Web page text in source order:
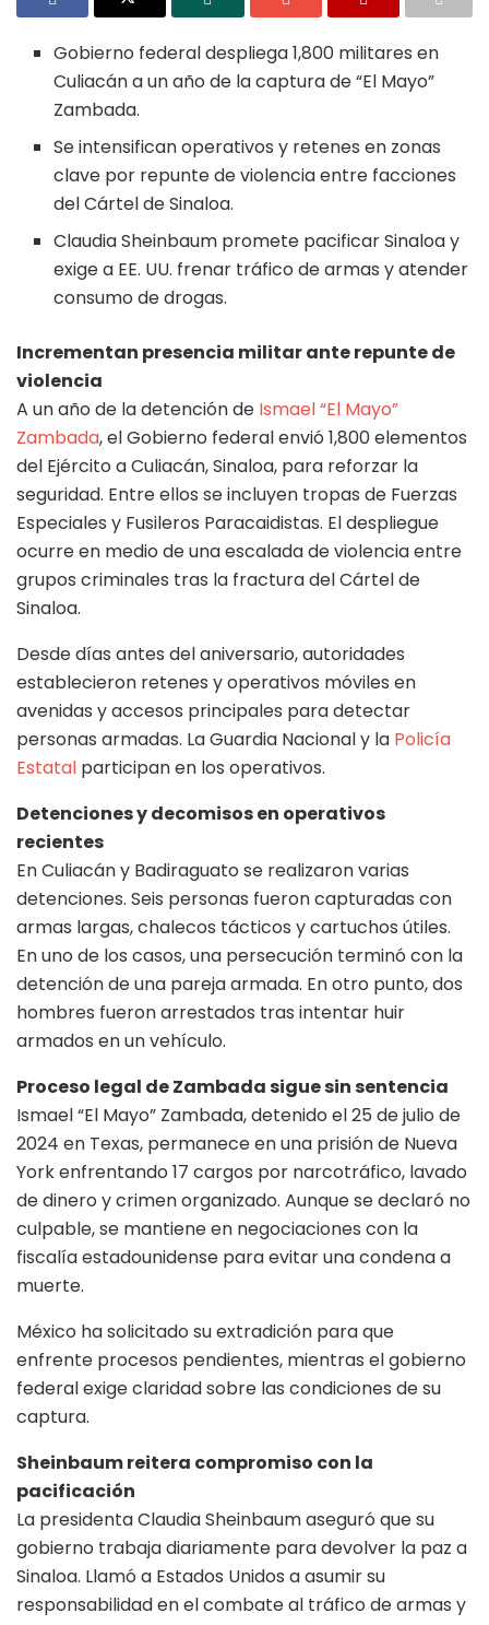
Gobierno federal despliega 1,800 militares en
Culiacán a un año de la captura de “El Mayo”
Zambada.
Se intensifican operativos y retenes en zonas
clave por repunte de violencia entre facciones
del Cártel de Sinaloa.
Claudia Sheinbaum promete pacificar Sinaloa y
exige a EE. UU. frenar tráfico de armas y atender
consumo de drogas.
Incrementan presencia militar ante repunte de
violencia
A un año de la detención de Ismael “El Mayo”
Zambada, el Gobierno federal envió 1,800 elementos
del Ejército a Culiacán, Sinaloa, para reforzar la
seguridad. Entre ellos se incluyen tropas de Fuerzas
Especiales y Fusileros Paracaidistas. El despliegue
ocurre en medio de una escalada de violencia entre
grupos criminales tras la fractura del Cártel de
Sinaloa.
Desde días antes del aniversario, autoridades
establecieron retenes y operativos móviles en
avenidas y accesos principales para detectar
personas armadas. La Guardia Nacional y la Policía
Estatal participan en los operativos.
Detenciones y decomisos en operativos
recientes
En Culiacán y Badiraguato se realizaron varias
detenciones. Seis personas fueron capturadas con
armas largas, chalecos tácticos y cartuchos útiles.
En uno de los casos, una persecución terminó con la
detención de una pareja armada. En otro punto, dos
hombres fueron arrestados tras intentar huir
armados en un vehículo.
Proceso legal de Zambada sigue sin sentencia
Ismael “El Mayo” Zambada, detenido el 25 de julio de
2024 en Texas, permanece en una prisión de Nueva
York enfrentando 17 cargos por narcotráfico, lavado
de dinero y crimen organizado. Aunque se declaró no
culpable, se mantiene en negociaciones con la
fiscalía estadounidense para evitar una condena a
muerte.
México ha solicitado su extradición para que
enfrente procesos pendientes, mientras el gobierno
federal exige claridad sobre las condiciones de su
captura.
Sheinbaum reitera compromiso con la
pacificación
La presidenta Claudia Sheinbaum aseguró que su
gobierno trabaja diariamente para devolver la paz a
Sinaloa. Llamó a Estados Unidos a asumir su
responsabilidad en el combate al tráfico de armas y